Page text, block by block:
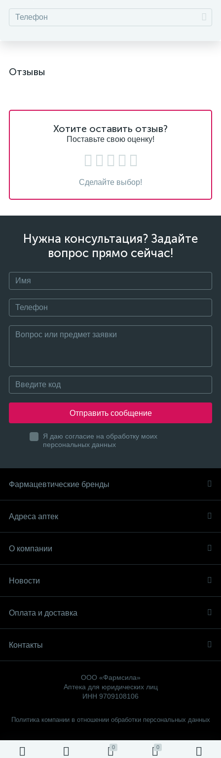
0 0
Отзывы
Хотите оставить отзыв?
Поставьте свою оценку!
Сделайте выбор!
Нужна консультация? Задайте
вопрос прямо сейчас!
Отправить сообщение
Я даю согласие на обработку моих
персональных данных
Фармацевтические бренды
Адреса аптек
О компании
Новости
Оплата и доставка
Контакты
ООО «Фармсила»
Аптека для юридических лиц
ИНН 9709108106
Политика компании в отношении обработки персональных данных